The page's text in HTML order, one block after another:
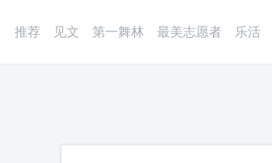
推荐 见文 第一舞林 最美志愿者 乐活